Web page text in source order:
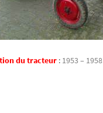
du tracteur : 1953 – 1958